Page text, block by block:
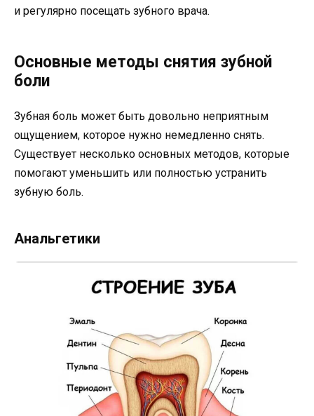
и регулярно посещать зубного врача.
Основные методы снятия зубной
боли
Зубная боль может быть довольно неприятным
ощущением, которое нужно немедленно снять.
Существует несколько основных методов, которые
помогают уменьшить или полностью устранить
зубную боль.
Анальгетики